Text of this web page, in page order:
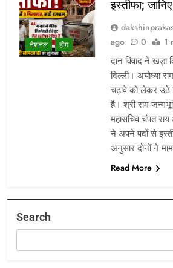
नेशनल होम
इस्तीफा;
ago
0 1
दान विवाद ने खड़ा
दिल्ली। अयोध्या
चढ़ावे को लेकर उठे
है। श्री राम
महासचिव चंपत
ने अपने पदों से
अनुसार दोनों ने
Read More
Search